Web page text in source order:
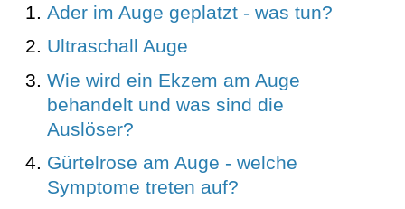
Ader im Auge geplatzt - was tun?
Ultraschall Auge
Wie wird ein Ekzem am Auge
behandelt und was sind die
Auslöser?
Gürtelrose am Auge - welche
Symptome treten auf?